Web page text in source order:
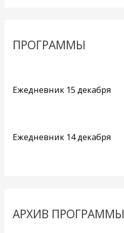
ПРОГРАММЫ
Ежедневник 15 декабря
Ежедневник 14 декабря
АРХИВ ПРОГРАММЫ